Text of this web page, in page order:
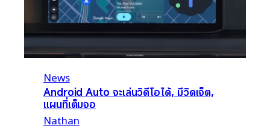
News
Android Auto จะเล่นวิดีโอได้, มีวิดเจ็ต,
แผนที่เต็มจอ
Nathan